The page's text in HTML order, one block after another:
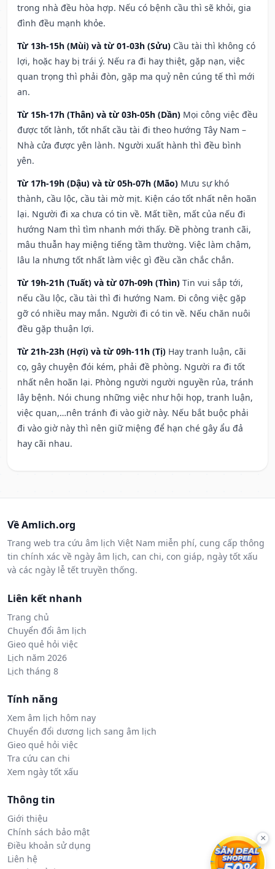
trong nhà đều hòa hợp. Nếu có bệnh cầu thì sẽ khỏi, gia
đình đều mạnh khỏe.
Từ 13h-15h (Mùi) và từ 01-03h (Sửu) Cầu tài thì không có
lợi, hoặc hay bị trái ý. Nếu ra đi hay thiệt, gặp nạn, việc
quan trọng thì phải đòn, gặp ma quỷ nên cúng tế thì mới
an.
Từ 15h-17h (Thân) và từ 03h-05h (Dần) Mọi công việc đều
được tốt lành, tốt nhất cầu tài đi theo hướng Tây Nam –
Nhà cửa được yên lành. Người xuất hành thì đều bình
yên.
Từ 17h-19h (Dậu) và từ 05h-07h (Mão) Mưu sự khó
thành, cầu lộc, cầu tài mờ mịt. Kiện cáo tốt nhất nên hoãn
lại. Người đi xa chưa có tin về. Mất tiền, mất của nếu đi
hướng Nam thì tìm nhanh mới thấy. Đề phòng tranh cãi,
mâu thuẫn hay miệng tiếng tầm thường. Việc làm chậm,
lâu la nhưng tốt nhất làm việc gì đều cần chắc chắn.
Từ 19h-21h (Tuất) và từ 07h-09h (Thìn) Tin vui sắp tới,
nếu cầu lộc, cầu tài thì đi hướng Nam. Đi công việc gặp
gỡ có nhiều may mắn. Người đi có tin về. Nếu chăn nuôi
đều gặp thuận lợi.
Từ 21h-23h (Hợi) và từ 09h-11h (Tị) Hay tranh luận, cãi
cọ, gây chuyện đói kém, phải đề phòng. Người ra đi tốt
nhất nên hoãn lại. Phòng người người nguyền rủa, tránh
lây bệnh. Nói chung những việc như hội họp, tranh luận,
việc quan,…nên tránh đi vào giờ này. Nếu bắt buộc phải
đi vào giờ này thì nên giữ miệng để hạn ché gây ẩu đả
hay cãi nhau.
Về Amlich.org
Trang web tra cứu âm lịch Việt Nam miễn phí, cung cấp thông
tin chính xác về ngày âm lịch, can chi, con giáp, ngày tốt xấu
và các ngày lễ tết truyền thống.
Liên kết nhanh
Trang chủ
Chuyển đổi âm lịch
Gieo quẻ hỏi việc
Lịch năm 2026
Lịch tháng 8
Tính năng
Xem âm lịch hôm nay
Chuyển đổi dương lịch sang âm lịch
Gieo quẻ hỏi việc
Tra cứu can chi
Xem ngày tốt xấu
Thông tin
Giới thiệu
Chính sách bảo mật
Điều khoản sử dụng
Liên hệ
×